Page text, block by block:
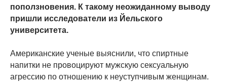
поползновения. К такому неожиданному выводу
пришли исследователи из Йельского
университета.
Американские ученые выяснили, что спиртные
напитки не провоцируют мужскую сексуальную
агрессию по отношению к неуступчивым женщинам.